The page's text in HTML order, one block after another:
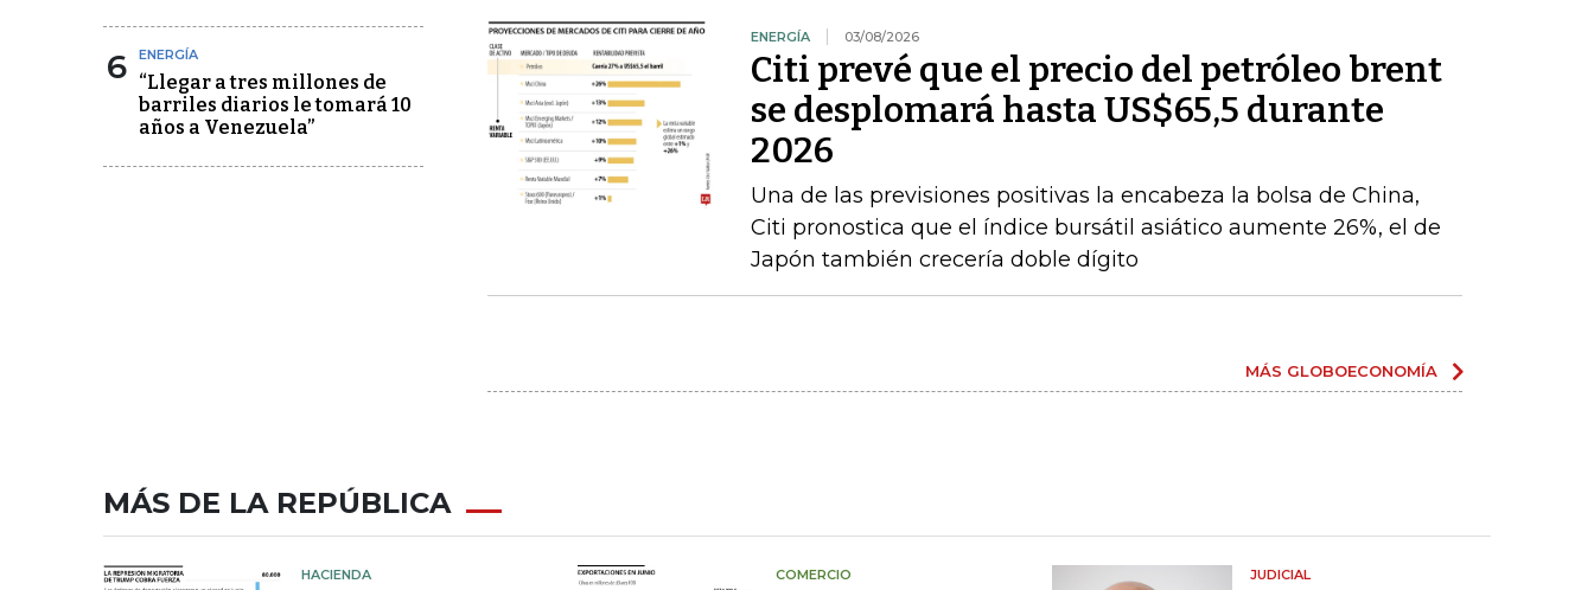
6 ENERGÍA
“Llegar a tres millones de
barriles diarios le tomará 10
años a Venezuela”
ENERGÍA 03/08/2026
Citi prevé que el precio del petróleo brent
se desplomará hasta US$65,5 durante
2026
Una de las previsiones positivas la encabeza la bolsa de China,
Citi pronostica que el índice bursátil asiático aumente 26%, el de
Japón también crecería doble dígito
MÁS GLOBOECONOMÍA
MÁS DE LA REPÚBLICA
HACIENDA COMERCIO JUDICIAL